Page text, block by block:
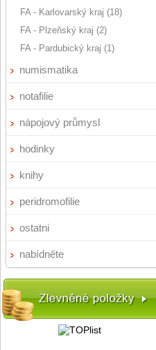
FA - Karlovarský kraj (18)
FA - Plzeňský kraj (2)
FA - Pardubický kraj (1)
numismatika
notafilie
nápojový průmysl
hodinky
knihy
peridromofilie
ostatni
nabídněte